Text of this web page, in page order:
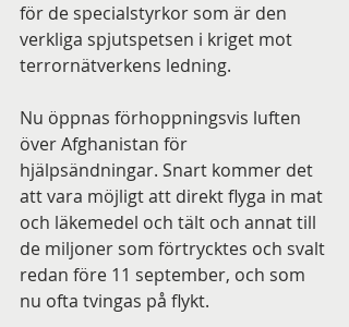
för de specialstyrkor som är den
verkliga spjutspetsen i kriget mot
terrornätverkens ledning.
Nu öppnas förhoppningsvis luften
över Afghanistan för
hjälpsändningar. Snart kommer det
att vara möjligt att direkt flyga in mat
och läkemedel och tält och annat till
de miljoner som förtrycktes och svalt
redan före 11 september, och som
nu ofta tvingas på flykt.